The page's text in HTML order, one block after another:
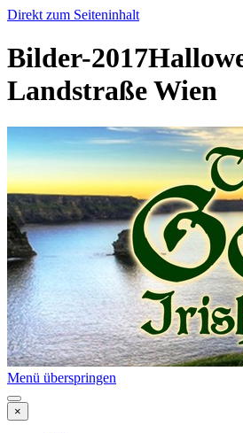
Direkt zum Seiteninhalt
Bilder-
Landstraße Wien
Menü überspringen
×